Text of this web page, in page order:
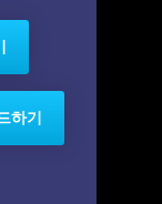
하기